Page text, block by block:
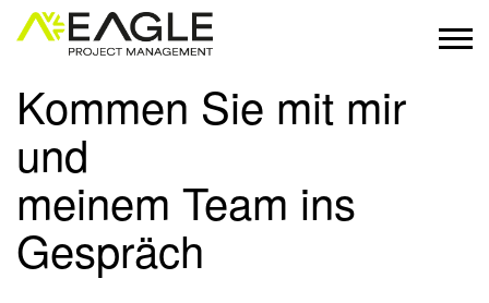
Skip
Menu
Kommen Sie mit mir
und
meinem Team ins
Gespräch